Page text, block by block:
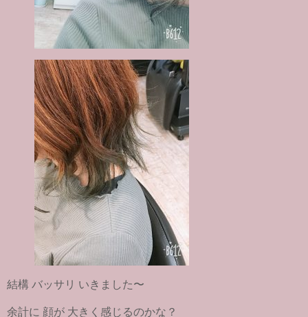
結構 バッサリ いきました〜
余計に 顔が 大きく感じるのかな？